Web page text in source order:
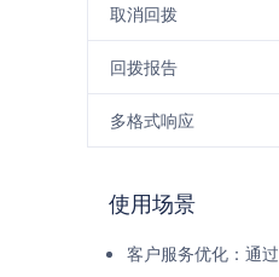
取消回拨
回拨报告
多格式响应
使用场景
客户服务优化：通